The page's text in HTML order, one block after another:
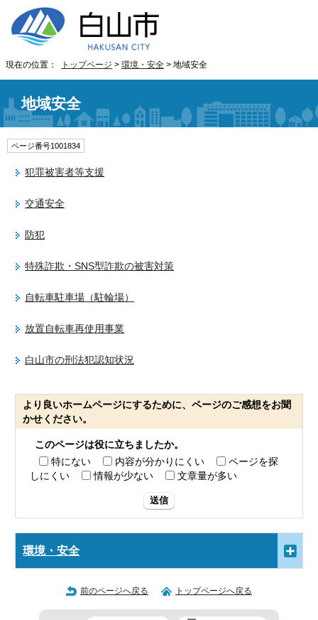
現在の位置： トップページ > 環境・安全 > 地域安全
地域安全
ページ番号1001834
犯罪被害者等支援
交通安全
防犯
特殊詐欺・SNS型詐欺の被害対策
自転車駐車場（駐輪場）
放置自転車再使用事業
白山市の刑法犯認知状況
より良いホームページにするために、ページのご感想をお聞
かせください。
このページは役に立ちましたか。
特にない
内容が分かりにくい
ページを探
しにくい
情報が少ない 文章量が多い
送信
環境・安全
前のページへ戻る トップページへ戻る